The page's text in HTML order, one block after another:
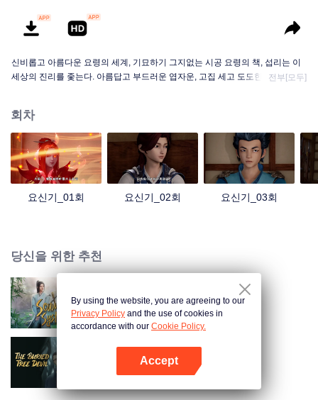
신비롭고 아름다운 요령의 세계, 기묘하기 그지없는 시공 요령의 책, 섭리는 이
세상의 진리를 좇는다. 아름답고 부드러운 엽자운, 고집 세고 도도한 소응아, 그
전부[모두]
회차
요신기_01회 요신기_02회 요신기_03회
당신을 위한 추천
Scumbag System
도묘필기•진령신수
By using the website, you are agreeing to our
Privacy Policy and the use of cookies in
accordance with our Cookie Policy.
Accept